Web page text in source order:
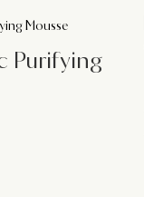
Purifying